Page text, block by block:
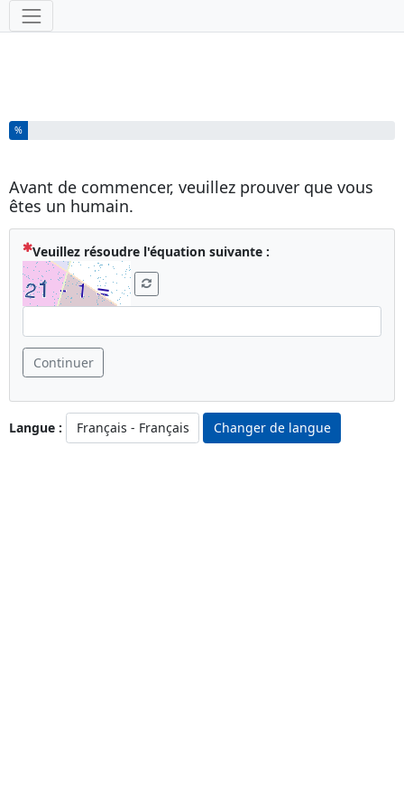
Outils
Vous avez complété % de ce questionnaire.
%
Avant de commencer, veuillez prouver que vous
êtes un humain.
Veuillez résoudre l'équation suivante :
Continuer
Langue : Changer de langue